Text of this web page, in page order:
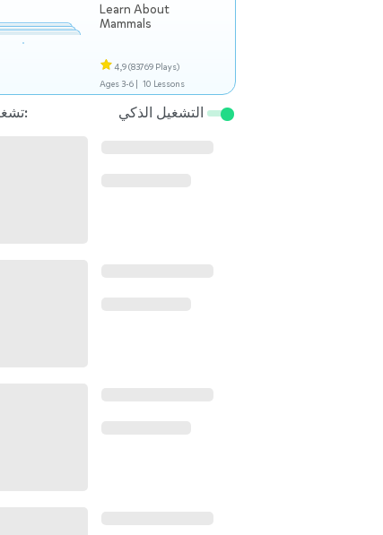
Learn About
Mammals
4,9(83769 Plays)
Ages 3-6 | 10 Lessons
تشغيل التالي: